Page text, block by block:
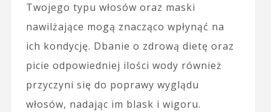
Twojego typu włosów oraz maski
nawilżające mogą znacząco wpłynąć na
ich kondycję. Dbanie o zdrową dietę oraz
picie odpowiedniej ilości wody również
przyczyni się do poprawy wyglądu
włosów, nadając im blask i wigoru.